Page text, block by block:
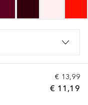
€ 13,99
€ 11,19